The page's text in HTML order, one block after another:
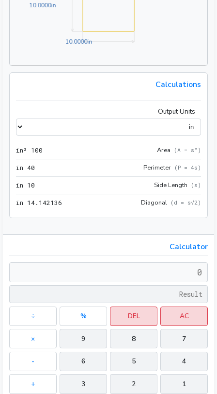
10.0000in
10.0000in
10.0000in
10.0000in
Calculations
Output Units
Area (A = s² )
100
Perimeter ( P = 4s )
40
Side Length ( s )
10
Diagonal ( d = s√2)
14. 142136
Calculator
AC
DEL
%
÷
7
8
9
×
4
5
6
-
1
2
3
+